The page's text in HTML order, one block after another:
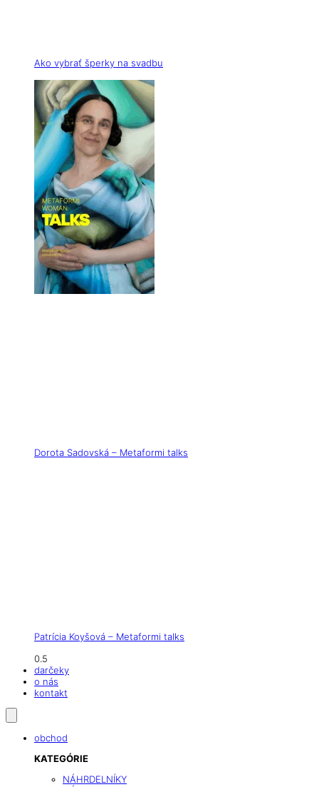
Ako vybrať šperky na svadbu
Dorota Sadovská – Metaformi talks
Patrícia Koyšová – Metaformi talks
darčeky
o nás
kontakt
obchod
KATEGÓRIE
NÁHRDELNÍKY